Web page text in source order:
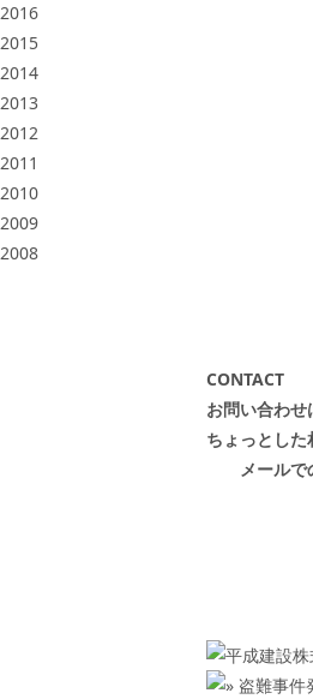
2016
2015
2014
2013
2012
2011
2010
2009
2008
CONTACT
お問い合わせ
ちょっとした
メールで